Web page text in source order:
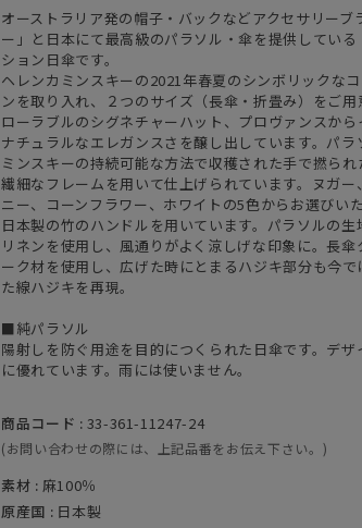
オーストラリア発の帽子・バックなどアクセサリーブ
ー」と日本にて最高級のパラソル・傘を提供してい
ション日傘です。
ヘレンカミンスキーの2021年春夏のシンボリックな
ンを取り入れ、２つのサイズ（長傘・折畳み）をご用
ローラブルのシグネチャーハット、プロヴァンスから
ナチュラルなエレガンスさを醸し出しています。パ
ミンスキーの持続可能な方法で収穫された手で撚られ
繊細なフレームを用いて仕上げられています。ヌガ
ニー、コーンフラワー、ホワイトの5色からお選びいた
日本製の竹のハンドルを用いています。パラソルの
リネンを使用し、風通りがよく涼しげな印象に。長
ーク材を使用し、広げた時にとまるハジキ部分も今
た線ハジキを再現。
■純パラソル
陽射しを防ぐ用途を目的につくられた日傘です。デ
に優れています。雨には使いません。
商品コード : 33-361-11247-24
(お問い合わせの際には、上記品番をお伝え下さい。)
素材 : 麻100％
原産国 : 日本製